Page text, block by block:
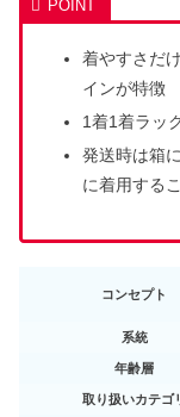
着やすさだ
インが特徴
1着1着ラッ
発送時は箱
に着用する
コンセプト
系統
年齢層
取り扱いカテゴ